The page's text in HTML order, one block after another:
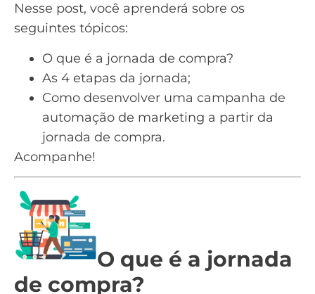
Nesse post, você aprenderá sobre os
seguintes tópicos:
O que é a jornada de compra?
As 4 etapas da jornada;
Como desenvolver uma campanha de
automação de marketing a partir da
jornada de compra.
Acompanhe!
O que é a jornada
de compra?